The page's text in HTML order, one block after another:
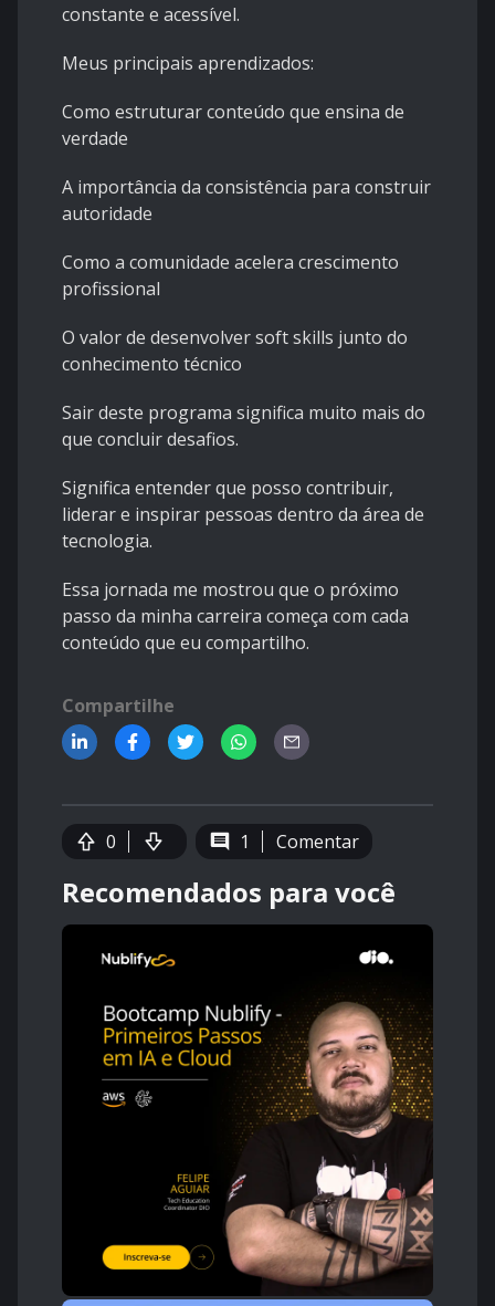
constante e acessível.
Meus principais aprendizados:
Como estruturar conteúdo que ensina de
verdade
A importância da consistência para construir
autoridade
Como a comunidade acelera crescimento
profissional
O valor de desenvolver soft skills junto do
conhecimento técnico
Sair deste programa significa muito mais do
que concluir desafios.
Significa entender que posso contribuir,
liderar e inspirar pessoas dentro da área de
tecnologia.
Essa jornada me mostrou que o próximo
passo da minha carreira começa com cada
conteúdo que eu compartilho.
Compartilhe
0 1 Comentar
Recomendados para você